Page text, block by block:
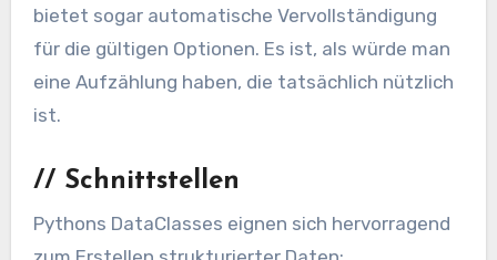
bietet sogar automatische Vervollständigung
für die gültigen Optionen. Es ist, als würde man
eine Aufzählung haben, die tatsächlich nützlich
ist.
// Schnittstellen
Pythons DataClasses eignen sich hervorragend